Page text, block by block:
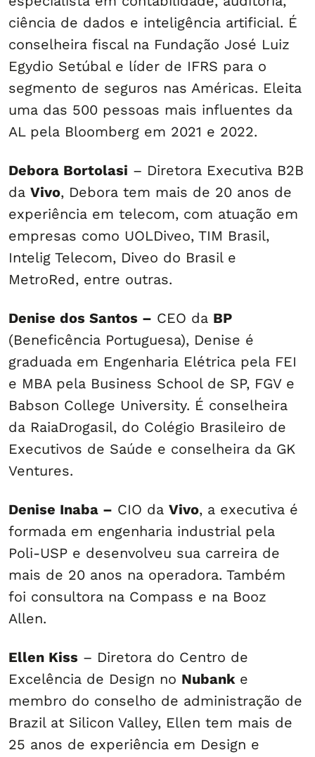
ciência de dados e inteligência artificial. É
conselheira fiscal na Fundação José Luiz
Egydio Setúbal e líder de IFRS para o
segmento de seguros nas Américas. Eleita
uma das 500 pessoas mais influentes da
AL pela Bloomberg em 2021 e 2022.
Debora Bortolasi – Diretora Executiva B2B
da Vivo, Debora tem mais de 20 anos de
experiência em telecom, com atuação em
empresas como UOLDiveo, TIM Brasil,
Intelig Telecom, Diveo do Brasil e
MetroRed, entre outras.
Denise dos Santos – CEO da BP
(Beneficência Portuguesa), Denise é
graduada em Engenharia Elétrica pela FEI
e MBA pela Business School de SP, FGV e
Babson College University. É conselheira
da RaiaDrogasil, do Colégio Brasileiro de
Executivos de Saúde e conselheira da GK
Ventures.
Denise Inaba – CIO da Vivo, a executiva é
formada em engenharia industrial pela
Poli-USP e desenvolveu sua carreira de
mais de 20 anos na operadora. Também
foi consultora na Compass e na Booz
Allen.
Ellen Kiss – Diretora do Centro de
Excelência de Design no Nubanke
membro do conselho de administração de
Brazil at Silicon Valley, Ellen tem mais de
25 anos de experiência em Design e